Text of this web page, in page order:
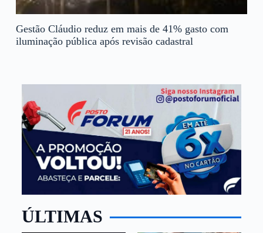
Gestão Cláudio reduz em mais de 41% gasto com
iluminação pública após revisão cadastral
ÚLTIMAS